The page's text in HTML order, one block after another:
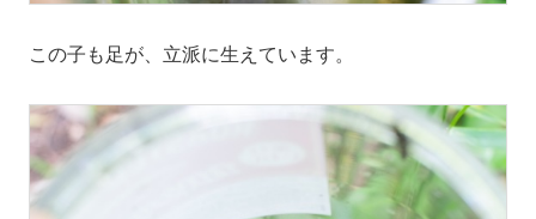
この子も足が、立派に生えています。